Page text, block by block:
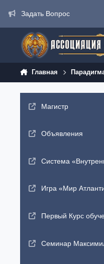
Задать Вопрос
Главная
Магистр
Объявления
Система
Игра «Мир
Первый Курс
Семинар